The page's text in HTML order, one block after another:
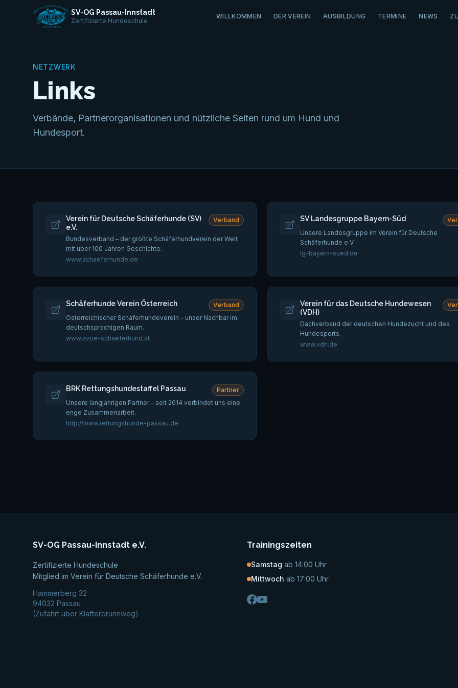
SV-OG Passau-Innstadt
Zertifizierte Hundeschule
WILLKOMMEN DER VEREIN AUSBILDUNG TERMINE NEWS
NETZWERK
Links
Verbände, Partnerorganisationen und nützliche Seiten rund um Hund und
Hundesport.
Verein für Deutsche Schäferhunde (SV)
e.V.
Verband
Bundesverband – der größte Schäferhundverein der Welt
mit über 100 Jahren Geschichte.
www.schaeferhunde.de
SV Landesgruppe Bayern-Süd
Unsere Landesgruppe im Verein für Deutsche
Schäferhunde e.V.
lg-bayern-sued.de
Schäferhunde Verein Österreich
Verband
Österreichischer Schäferhundeverein – unser Nachbar im
deutschsprachigen Raum.
www.svoe-schaeferhund.at
Verein für das Deutsche Hundewesen
(VDH)
Dachverband der deutschen Hundezucht und des
Hundesports.
www.vdh.de
BRK Rettungshundestaffel Passau
Partner
Unsere langjährigen Partner – seit 2014 verbindet uns eine
enge Zusammenarbeit.
http://www.rettungshunde-passau.de
SV-OG Passau-Innstadt e.V.
Zertifizierte Hundeschule
Mitglied im Verein für Deutsche Schäferhunde e.V.
Hammerberg 32
94032 Passau
(Zufahrt über Klafterbrunnweg)
Trainingszeiten
Samstag ab 14:00 Uhr
Mittwoch ab 17:00 Uhr